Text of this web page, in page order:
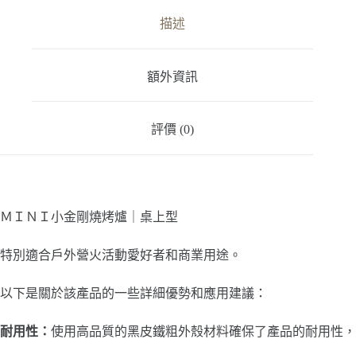
描述
額外資訊
評價 (0)
ＭＩＮＩ小金剛燒烤爐｜桌上型
特別適合戶外營火活動愛好者和商業用途。
以下是關於該產品的一些詳細優勢和應用建議：
耐用性： 使用高品質的黑皮鐵粗外殼材料確保了產品的耐用性，